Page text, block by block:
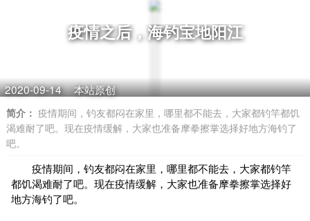
疫情之后，海钓宝地阳江
2020-09-14 本站原创
简介： 疫情期间，钓友都闷在家里，哪里都不能去，大家都钓竿都饥
渴难耐了吧。现在疫情缓解，大家也准备摩拳擦掌选择好地方海钓了
吧。
疫情期间，钓友都闷在家里，哪里都不能去，大家都钓竿
都饥渴难耐了吧。现在疫情缓解，大家也准备摩拳擦掌选择好
地方海钓了吧。